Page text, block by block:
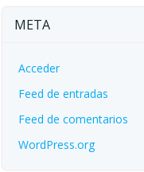
META
Acceder
Feed de entradas
Feed de comentarios
WordPress.org